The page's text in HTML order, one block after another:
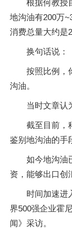
根据何教授
地沟油有200万
消费总量大约是
换句话说：
按照比例，
沟油。
当时文章认
截至目前，
鉴别地沟油的手
如今地沟油
资，能够出口创
时间加速进
界500强企业霍
闻》采访。